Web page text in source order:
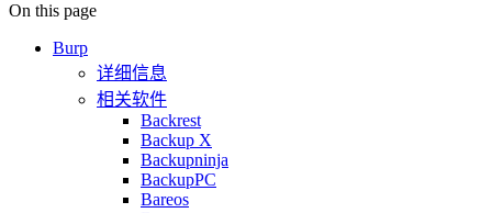
On this page
Burp
详细信息
相关软件
Backrest
Backup X
Backupninja
BackupPC
Bareos